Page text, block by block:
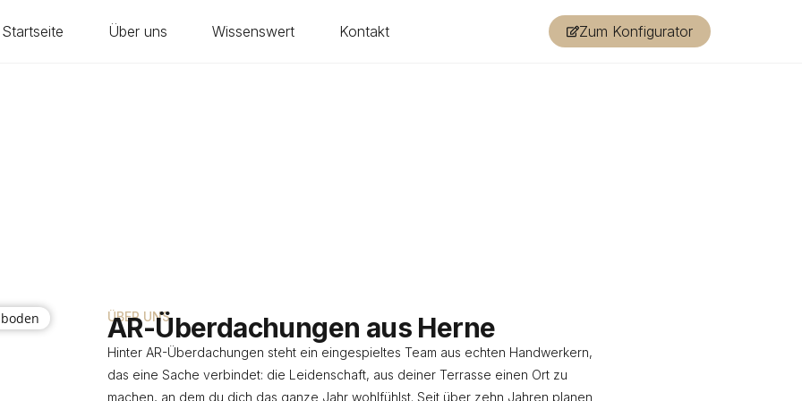
Startseite Über uns Wissenswert Kontakt Zum Konfigurator
ÜBER UNS
AR-Überdachungen aus Herne
Hinter AR-Überdachungen steht ein eingespieltes Team aus echten Handwerkern,
das eine Sache verbindet: die Leidenschaft, aus deiner Terrasse einen Ort zu
machen, an dem du dich das ganze Jahr wohlfühlst. Seit über zehn Jahren planen